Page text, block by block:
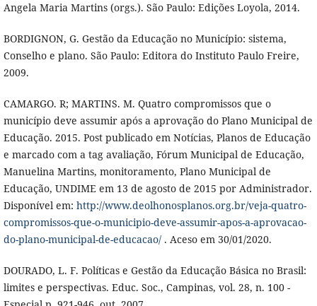
Angela Maria Martins (orgs.). São Paulo: Edições Loyola, 2014.
BORDIGNON, G. Gestão da Educação no Município: sistema,
Conselho e plano. São Paulo: Editora do Instituto Paulo Freire,
2009.
CAMARGO. R; MARTINS. M. Quatro compromissos que o
município deve assumir após a aprovação do Plano Municipal de
Educação. 2015. Post publicado em Notícias, Planos de Educação
e marcado com a tag avaliação, Fórum Municipal de Educação,
Manuelina Martins, monitoramento, Plano Municipal de
Educação, UNDIME em 13 de agosto de 2015 por Administrador.
Disponível em: http://www.deolhonosplanos.org.br/veja-quatro-
compromissos-que-o-municipio-deve-assumir-apos-a-aprovacao-
do-plano-municipal-de-educacao/. Aceso em 30/01/2020.
DOURADO, L. F. Políticas e Gestão da Educação Básica no Brasil:
limites e perspectivas. Educ. Soc., Campinas, vol. 28, n. 100 -